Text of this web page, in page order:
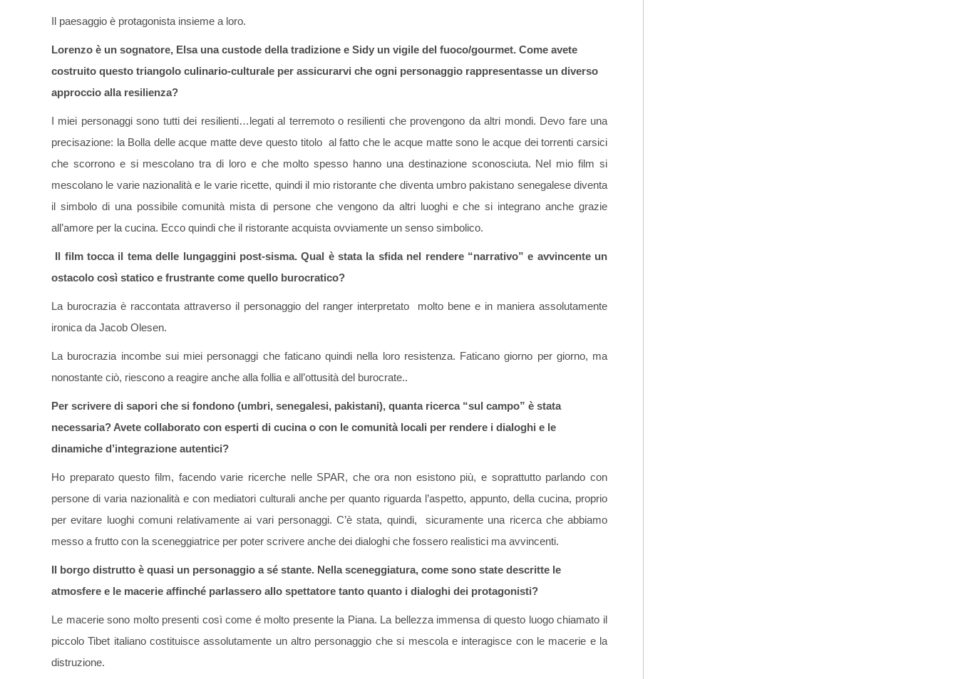
Il paesaggio è protagonista insieme a loro.
Lorenzo è un sognatore, Elsa una custode della tradizione e Sidy un vigile del fuoco/gourmet. Come avete
costruito questo triangolo culinario-culturale per assicurarvi che ogni personaggio rappresentasse un diverso
approccio alla resilienza?
I miei personaggi sono tutti dei resilienti…legati al terremoto o resilienti che provengono da altri mondi. Devo fare una
precisazione: la Bolla delle acque matte deve questo titolo al fatto che le acque matte sono le acque dei torrenti carsici
che scorrono e si mescolano tra di loro e che molto spesso hanno una destinazione sconosciuta. Nel mio film si
mescolano le varie nazionalità e le varie ricette, quindi il mio ristorante che diventa umbro pakistano senegalese diventa
il simbolo di una possibile comunità mista di persone che vengono da altri luoghi e che si integrano anche grazie
all’amore per la cucina. Ecco quindi che il ristorante acquista ovviamente un senso simbolico.
Il film tocca il tema delle lungaggini post-sisma. Qual è stata la sfida nel rendere “narrativo” e avvincente un
ostacolo così statico e frustrante come quello burocratico?
La burocrazia è raccontata attraverso il personaggio del ranger interpretato molto bene e in maniera assolutamente
ironica da Jacob Olesen.
La burocrazia incombe sui miei personaggi che faticano quindi nella loro resistenza. Faticano giorno per giorno, ma
nonostante ciò, riescono a reagire anche alla follia e all’ottusità del burocrate..
Per scrivere di sapori che si fondono (umbri, senegalesi, pakistani), quanta ricerca “sul campo” è stata
necessaria? Avete collaborato con esperti di cucina o con le comunità locali per rendere i dialoghi e le
dinamiche d’integrazione autentici?
Ho preparato questo film, facendo varie ricerche nelle SPAR, che ora non esistono più, e soprattutto parlando con
persone di varia nazionalità e con mediatori culturali anche per quanto riguarda l’aspetto, appunto, della cucina, proprio
per evitare luoghi comuni relativamente ai vari personaggi. C’è stata, quindi, sicuramente una ricerca che abbiamo
messo a frutto con la sceneggiatrice per poter scrivere anche dei dialoghi che fossero realistici ma avvincenti.
Il borgo distrutto è quasi un personaggio a sé stante. Nella sceneggiatura, come sono state descritte le
atmosfere e le macerie affinché parlassero allo spettatore tanto quanto i dialoghi dei protagonisti?
Le macerie sono molto presenti così come é molto presente la Piana. La bellezza immensa di questo luogo chiamato il
piccolo Tibet italiano costituisce assolutamente un altro personaggio che si mescola e interagisce con le macerie e la
distruzione.